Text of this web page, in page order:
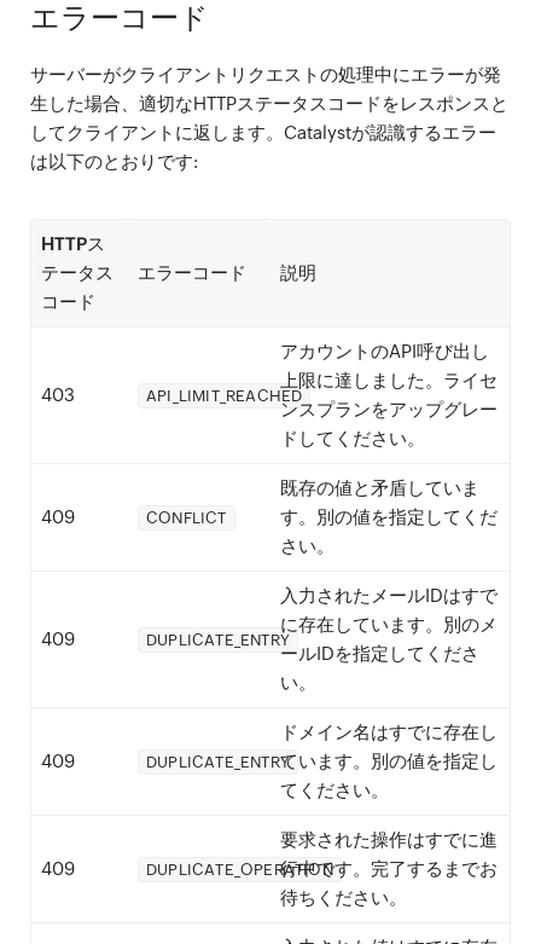
エラーコード
サーバーがクライアントリクエストの処理中にエラーが発
生した場合、適切なHTTPステータスコードをレスポンスと
してクライアントに返します。Catalystが認識するエラー
は以下のとおりです:
HTTPス
テータス
コード
エラーコード 説明
403 API_LIMIT_REACHED
アカウントのAPI呼び出し
上限に達しました。ライセ
ンスプランをアップグレー
ドしてください。
409 CONFLICT
既存の値と矛盾していま
す。別の値を指定してくだ
さい。
409 DUPLICATE_ENTRY
入力されたメールIDはすで
に存在しています。別のメ
ールIDを指定してくださ
い。
409 DUPLICATE_ENTRY
ドメイン名はすでに存在し
ています。別の値を指定し
てください。
409 DUPLICATE_OPERATION
要求された操作はすでに進
行中です。完了するまでお
待ちください。